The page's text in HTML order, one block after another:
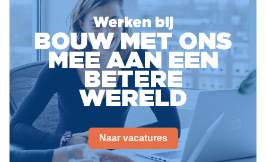
Werken bij
BOUW MET ONS
MEE AAN EEN
BETERE
WERELD
Naar vacatures